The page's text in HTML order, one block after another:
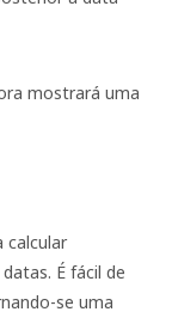
mostrará uma
calcular
É fácil de
se uma